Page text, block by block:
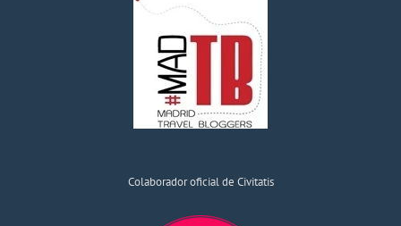
Colaborador oficial de Civitatis